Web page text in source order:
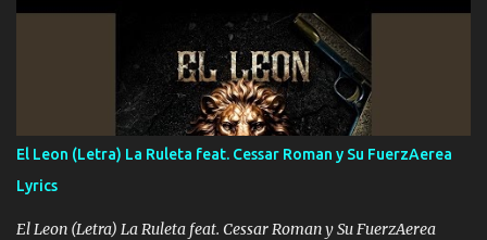
pero eso ya no va a pasar me perderé en la soledad Porque me
mirabas bonito si yo no fui el final feliz el final fue triste pa mí Y
duele no tenerte aquí sabiendo que moría por ti yo y la luna
cantamos y por ti nos embriagamos Quién sabe qué será de mí si
contigo fui muy feliz a lo mejor no lloró pero muy en el fondo te
adoro
El Leon (Letra) La Ruleta feat. Cessar Roman y Su FuerzAerea
Lyrics
El Leon (Letra) La Ruleta feat. Cessar Roman y Su FuerzAerea